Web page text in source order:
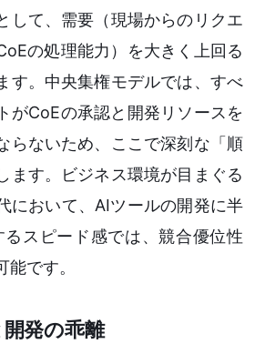
して、需要（現場からのリクエ
の処理能力）を大きく上回る
す。中央集権モデルでは、すべ
がCoEの承認と開発リソースを
らないため、ここで深刻な「順
ます。ビジネス環境が目まぐる
において、AIツールの開発に半
るスピード感では、競合優位性
です。
発の乖離